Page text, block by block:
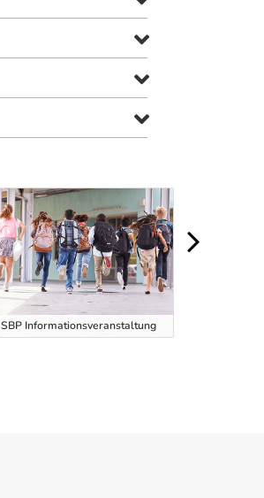
SBP Informationsveranstaltung